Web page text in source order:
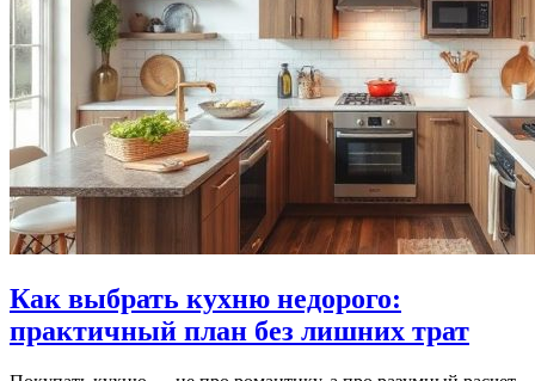
Как выбрать кухню недорого:
практичный план без лишних трат